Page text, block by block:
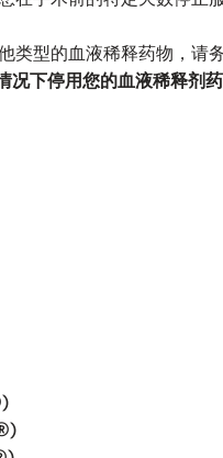
类型的血液稀释药物，请
下停用您的血液稀释剂药